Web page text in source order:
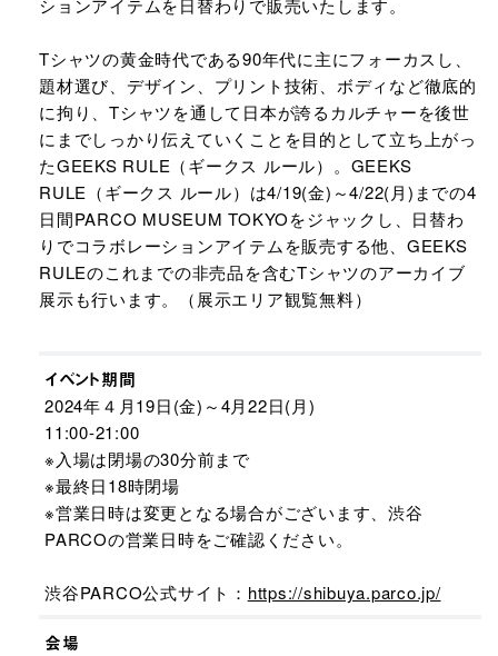
ションアイテムを日替わりで販売いたします。
Tシャツの黄金時代である90年代に主にフォーカスし、
題材選び、デザイン、プリント技術、ボディなど徹底的
に拘り、Tシャツを通して日本が誇るカルチャーを後世
にまでしっかり伝えていくことを目的として立ち上がっ
たGEEKS RULE（ギークス ルール）。GEEKS
RULE（ギークス ルール）は4/19(金)～4/22(月)までの4
日間PARCO MUSEUM TOKYOをジャックし、日替わ
りでコラボレーションアイテムを販売する他、GEEKS
RULEのこれまでの非売品を含むTシャツのアーカイブ
展示も行います。（展示エリア観覧無料）
イベント期間
2024年４月19日(金)～4月22日(月)
11:00-21:00
※入場は閉場の30分前まで
※最終日18時閉場
※営業日時は変更となる場合がございます、渋谷
PARCOの営業日時をご確認ください。
渋谷PARCO公式サイト： https://shibuya.parco.jp/
会場